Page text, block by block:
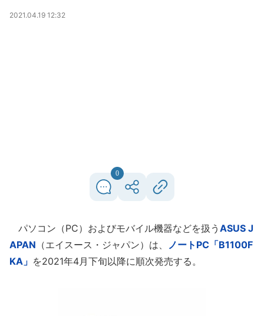
2021.04.19 12:32
0
パソコン（PC）およびモバイル機器などを扱う ASUS J
APAN （エイスース・ジャパン）は、 ノートPC「B1100F
KA」 を2021年4月下旬以降に順次発売する。